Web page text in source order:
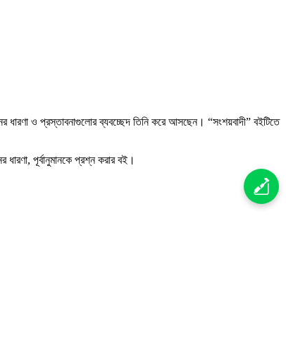
ধারণা ও প্রস্তাবনাগুলোর ব্যবচ্ছেদ তিনি করে আসছেন। “সংশয়বাদী” বইটিতে
পূর্বানুমানকে প্রশ্ন করার বই।